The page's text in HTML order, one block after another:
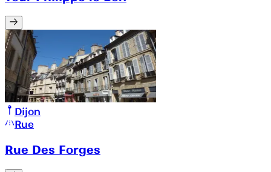
Dijon
Rue
Rue Des Forges